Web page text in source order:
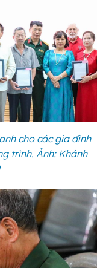
cho các gia đình
trình. Ảnh: Khánh